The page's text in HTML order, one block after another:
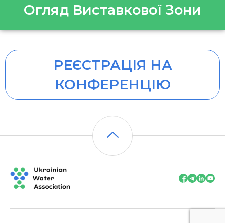
Огляд Виставкової Зони
РЕЄСТРАЦІЯ НА
КОНФЕРЕНЦІЮ